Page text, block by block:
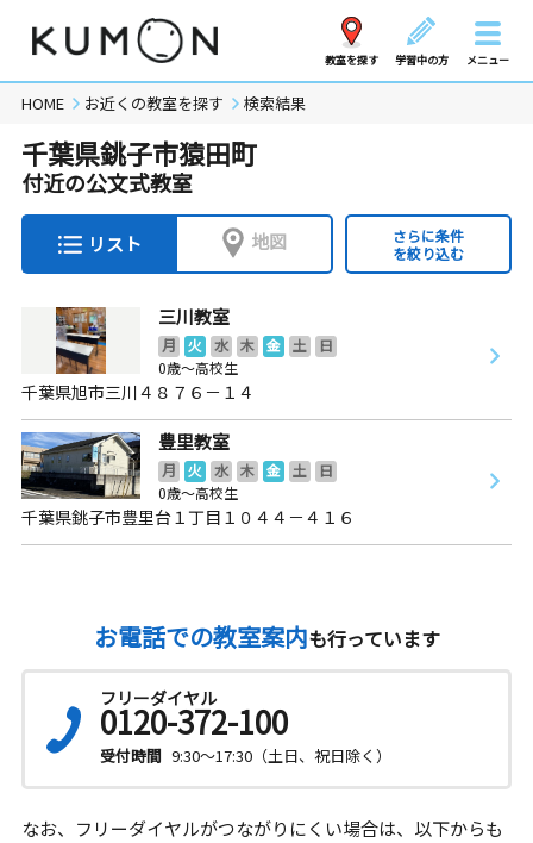
教室を探す 学習中の方 メニュー
HOME お近くの教室を探す 検索結果
千葉県銚子市猿田町
付近の公文式教室
リスト 地図
さらに条件
を絞り込む
三川教室
月 火 水 木 金 土
日
0歳～高校生
千葉県旭市三川４８７６－１４
豊里教室
月 火 水 木 金 土
日
0歳～高校生
千葉県銚子市豊里台１丁目１０４４－４１６
お電話での教室案内も行っています
フリーダイヤル
0120-372-100
受付時間 9:30～17:30（土日、祝日除く）
なお、フリーダイヤルがつながりにくい場合は、以下からも